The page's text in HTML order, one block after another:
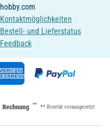
hobby.com
Kontaktmöglichkeiten
Bestell- und Lieferstatus
Feedback
** ** Bonität vorausgesetzt